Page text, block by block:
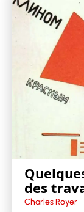
des
Charles Royer